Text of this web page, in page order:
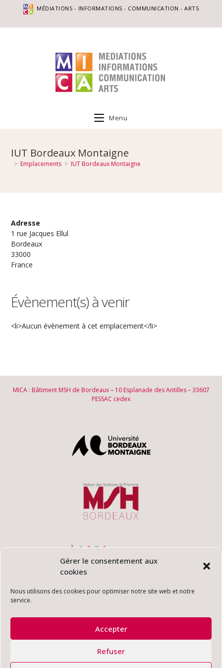
Gérer le consentement aux
cookies
Nous utilisons des cookies pour optimiser notre site web et notre
service.
Accepter
Refuser
MÉDIATIONS - INFORMATIONS - COMMUNICATION - ARTS
Menu
IUT Bordeaux Montaigne
> Emplacements > IUT Bordeaux Montaigne
Adresse
1 rue Jacques Ellul
Bordeaux
33000
France
Évènement(s) à venir
<li>Aucun évènement à cet emplacement</li>
MICA : Bâtiment MSH de Bordeaux – 10 Esplanade des Antilles – 33607
PESSAC cedex